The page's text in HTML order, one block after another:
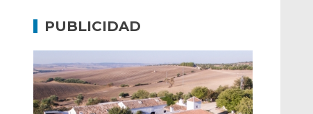
concentración nazis
fundaciones de Bornos
El Frente Popular. Ubrique, febrero-julio
PUBLICIDAD